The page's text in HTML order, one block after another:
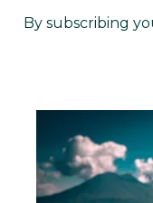
By subscribing